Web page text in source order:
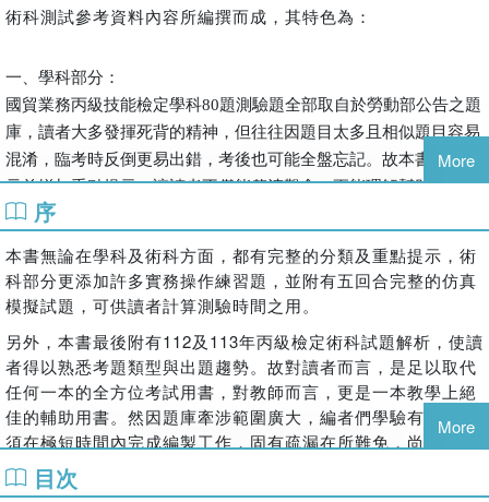
術科測試參考資料內容所編撰而成，其特色為：
一、學科部分：
國貿業務丙級技能檢定學科80題測驗題全部取自於勞動部公告之題
庫，讀者大多發揮死背的精神，但往往因題目太多且相似題目容易
混淆，臨考時反倒更易出錯，考後也可能全盤忘記。故本書在每單
元前增加重點提示，讓讀者不僅能釐清觀念，更能理解幫助記憶，
達到背過即不忘之功夫。
二、術科部分：
國貿業務丙級技能檢定術科涵蓋貿易流程、基礎貿易英文、商業信
整的重點提示。此外，國貿實務教科書多缺乏練習題，本書放入許
多模擬試題，幫助讀者從練習中達到學習的效果。
三、模擬試題：
用。
More
序
本書無論在學科及術科方面，都有完整的分類及重點提示，術
科部分更添加許多實務操作練習題，並附有五回合完整的仿真
模擬試題，可供讀者計算測驗時間之用。
另外，本書最後附有112及113年丙級檢定術科試題解析，使讀
者得以熟悉考題類型與出題趨勢。故對讀者而言，是足以取代
任何一本的全方位考試用書，對教師而言，更是一本教學上絕
佳的輔助用書。然因題庫牽涉範圍廣大，編者們學驗有限，且
須在極短時間內完成編製工作，固有疏漏在所難免，尚祈諸位
能不吝指正及見諒。
More
目次